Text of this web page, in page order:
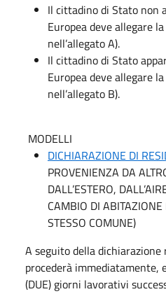
Il cittadino di Stato non
Europea deve allegare
nell’allegato A).
Il cittadino di Stato
Europea deve allegare
nell’allegato B).
MODELLI
DICHIARAZIONE DI
PROVENIENZA DA
DALL’ESTERO,
CAMBIO DI ABITAZIONE
STESSO COMUNE)
A seguito della dichiarazione
procederà immediatamente,
(DUE) giorni lavorativi